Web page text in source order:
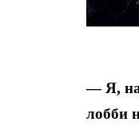
— Я,
лобби